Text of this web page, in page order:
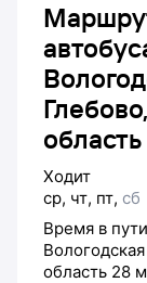
область
Ходит
ср, чт, пт, сб
Время в
область 28 м